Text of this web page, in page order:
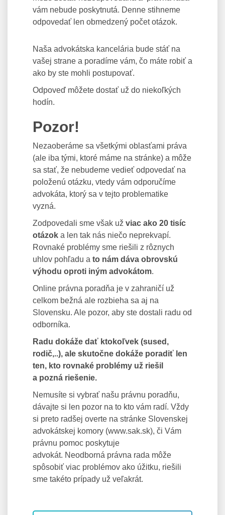
vám nebude poskytnutá. Denne stihneme
odpovedať len obmedzený počet otázok.
Naša advokátska kancelária bude stáť na
vašej strane a poradíme vám, čo máte robiť a
ako by ste mohli postupovať.
Odpoveď môžete dostať už do niekoľkých
hodín.
Pozor!
Nezaoberáme sa všetkými oblasťami práva
(ale iba tými, ktoré máme na stránke) a môže
sa stať, že nebudeme vedieť odpovedať na
položenú otázku, vtedy vám odporučíme
advokáta, ktorý sa v tejto problematike
vyzná.
Zodpovedali sme však už viac ako 20 tisíc
otázok a len tak nás niečo neprekvapí.
Rovnaké problémy sme riešili z rôznych
uhlov pohľadu a to nám dáva obrovskú
výhodu oproti iným advokátom.
Online právna poradňa je v zahraničí už
celkom bežná ale rozbieha sa aj na
Slovensku. Ale pozor, aby ste dostali radu od
odborníka.
Radu dokáže dať ktokoľvek (sused,
rodič,..), ale skutočne dokáže poradiť len
ten, kto rovnaké problémy už riešil
a pozná riešenie.
Nemusíte si vybrať našu právnu poradňu,
dávajte si len pozor na to kto vám radí. Vždy
si preto radšej overte na stránke Slovenskej
advokátskej komory (www.sak.sk), či Vám
právnu pomoc poskytuje
advokát. Neodborná právna rada môže
spôsobiť viac problémov ako úžitku, riešili
sme takéto prípady už veľakrát.